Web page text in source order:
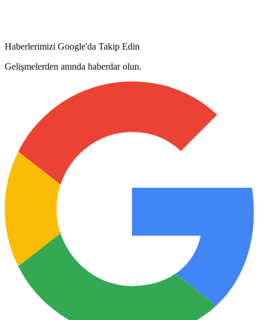
Haberlerimizi Google'da Takip Edin
Gelişmelerden anında haberdar olun.